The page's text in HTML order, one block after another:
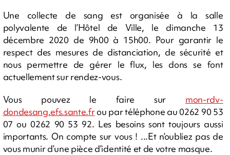
Une collecte de sang est organisée à la salle
polyvalente de l’Hôtel de Ville, le dimanche 13
décembre 2020 de 9h00 à 15h00. Pour garantir le
respect des mesures de distanciation, de sécurité et
nous permettre de gérer le flux, les dons se font
actuellement sur rendez-vous.
Vous pouvez le faire sur mon-rdv-
dondesang.efs.sante.frou par téléphone au 0262 90 53
07 ou 0262 90 53 92. Les besoins sont toujours aussi
importants. On compte sur vous ! ...Et n’oubliez pas de
vous munir d’une pièce d’identité et de votre masque.